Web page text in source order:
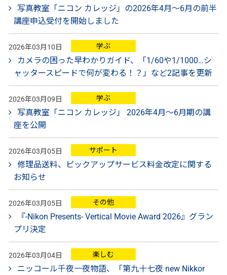
写真教室「ニコン カレッジ」の2026年4月～6月の前半
講座申込受付を開始しました
2026年03月10日 学ぶ
カメラの困った早わかりガイド、「1/60や1/1000…シ
ャッタースピードで何が変わる！？」など2記事を更新
2026年03月09日 学ぶ
写真教室「ニコン カレッジ」 2026年4月～6月期の講
座を公開
2026年03月05日 サポート
修理品送料、ピックアップサービス料金改定に関する
お知らせ
2026年03月05日 その他
『-Nikon Presents- Vertical Movie Award 2026』グラン
プリ決定
2026年03月04日 楽しむ
ニッコール千夜一夜物語、「第九十七夜 new Nikkor